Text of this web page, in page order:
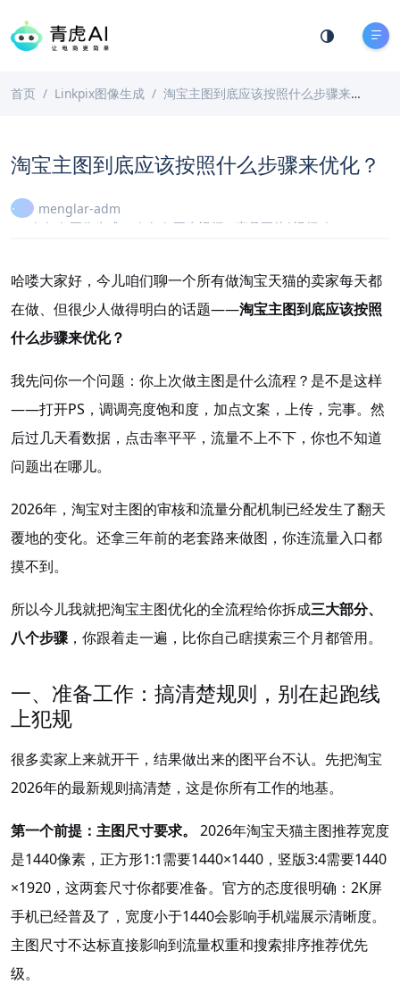
首页 Linkpix图像生成 淘宝主图到底应该按照什么步骤来优化？
淘宝主图到底应该按照什么步骤来优化？
menglar-adm
Linkpix图像生成
LinkPix图生视频
商品图片|视频ai
哈喽大家好，今儿咱们聊一个所有做淘宝天猫的卖家每天都
在做、但很少人做得明白的话题——淘宝主图到底应该按照
什么步骤来优化？
我先问你一个问题：你上次做主图是什么流程？是不是这样
——打开PS，调调亮度饱和度，加点文案，上传，完事。然
后过几天看数据，点击率平平，流量不上不下，你也不知道
问题出在哪儿。
2026年，淘宝对主图的审核和流量分配机制已经发生了翻天
覆地的变化。还拿三年前的老套路来做图，你连流量入口都
摸不到。
所以今儿我就把淘宝主图优化的全流程给你拆成三大部分、
八个步骤，你跟着走一遍，比你自己瞎摸索三个月都管用。
一、准备工作：搞清楚规则，别在起跑线
上犯规
很多卖家上来就开干，结果做出来的图平台不认。先把淘宝
2026年的最新规则搞清楚，这是你所有工作的地基。
第一个前提：主图尺寸要求。
2026年淘宝天猫主图推荐宽度
是1440像素，正方形1:1需要1440×1440，竖版3:4需要1440
×1920，这两套尺寸你都要准备。官方的态度很明确：2K屏
手机已经普及了，宽度小于1440会影响手机端展示清晰度。
主图尺寸不达标直接影响到流量权重和搜索排序推荐优先
级。